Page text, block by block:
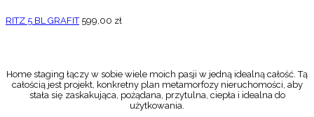
RITZ 5 BL GRAFIT 599,00 zł
Home staging łączy w sobie wiele moich pasji w jedną idealną całość. Tą
całością jest projekt, konkretny plan metamorfozy nieruchomości, aby
stała się zaskakująca, pożądana, przytulna, ciepła i idealna do
użytkowania.